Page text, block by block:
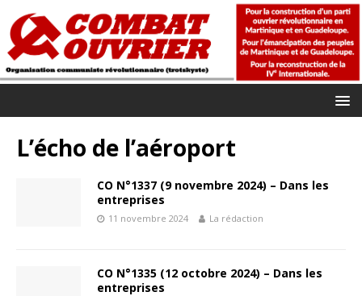
L’écho de l’aéroport
CO N°1337 (9 novembre 2024) – Dans les
entreprises
11 novembre 2024 La rédaction
CO N°1335 (12 octobre 2024) – Dans les
entreprises